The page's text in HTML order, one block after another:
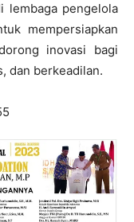
lembaga pengelola
mempersiapkan
inovasi bagi
dan berkeadilan.